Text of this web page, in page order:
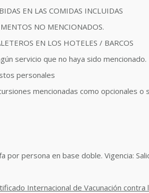
EN LAS COMIDAS INCLUIDAS
NO MENCIONADOS.
EN LOS HOTELES / BARCOS
servicio que no haya sido mencionado.
personales
mencionadas como opcionales o
por persona en base doble. Vigencia:
Internacional de Vacunación contra